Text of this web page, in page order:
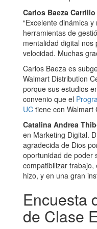
Carlos Baeza Carrillo
“Excelente dinámica
herramientas de
mentalidad digital
velocidad. Muchas
Carlos Baeza es
Walmart Distribution
porque sus estudios
convenio que el
UC tiene con Walmart
Catalina Andrea
en Marketing Digital.
agradecida de Dios
oportunidad de poder
compatibilizar
hizo, y en una gran
Encuesta
de Clase